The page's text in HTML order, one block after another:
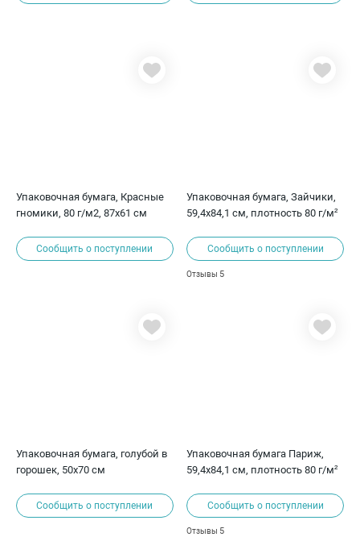
Упаковочная бумага, Красные
гномики, 80 г/м2, 87х61 см
Сообщить о поступлении
Упаковочная бумага, Зайчики,
59,4х84,1 см, плотность 80 г/м²
Сообщить о поступлении
Отзывы 5
Упаковочная бумага, голубой в
горошек, 50х70 см
Сообщить о поступлении
Упаковочная бумага Париж,
59,4х84,1 см, плотность 80 г/м²
Сообщить о поступлении
Отзывы 5